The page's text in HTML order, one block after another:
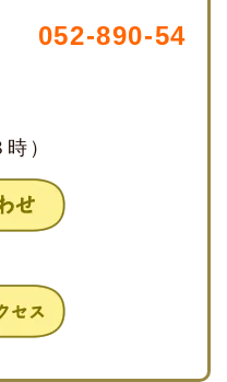
54
）